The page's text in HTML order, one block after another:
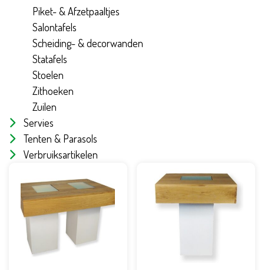
Piket- & Afzetpaaltjes
Salontafels
Scheiding- & decorwanden
Statafels
Stoelen
Zithoeken
Zuilen
Servies
Tenten & Parasols
Verbruiksartikelen